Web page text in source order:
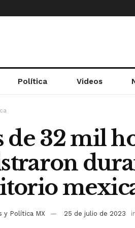
Política Videos
de 32 mil
y Política MX 25 de julio de 2023